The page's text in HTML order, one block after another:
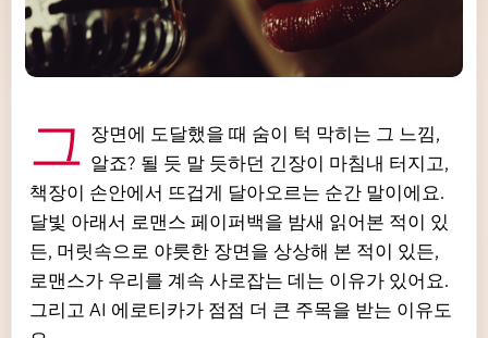
그 장면에 도달했을 때 숨이 턱 막히는 그 느낌, 알죠? 될 듯 말 듯하던 긴장이 마침내 터지고,
책장이 손안에서 뜨겁게 달아오르는 순간 말이에요.
달빛 아래서 로맨스 페이퍼백을 밤새 읽어본 적이 있
든, 머릿속으로 야릇한 장면을 상상해 본 적이 있든,
로맨스가 우리를 계속 사로잡는 데는 이유가 있어요.
그리고 AI 에로티카가 점점 더 큰 주목을 받는 이유도